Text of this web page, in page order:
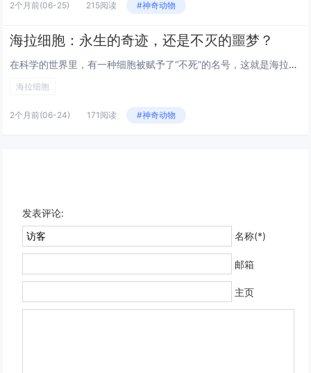
2个月前(06-25) 215阅读 #神奇动物
海拉细胞：永生的奇迹，还是不灭的噩梦？
在科学的世界里，有一种细胞被赋予了“不死”的名号，这就是海拉细胞。这种细胞源自于一位名叫亨丽埃塔·拉克斯的女性，她于19...
海拉细胞
2个月前(06-24) 171阅读 #神奇动物
发表评论:
名称(*)
邮箱
主页